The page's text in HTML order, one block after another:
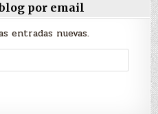
por email
entradas nuevas.